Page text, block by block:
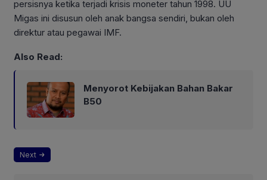
persisnya ketika terjadi krisis moneter tahun 1998. UU
Migas ini disusun oleh anak bangsa sendiri, bukan oleh
direktur atau pegawai IMF.
Also Read:
Menyorot Kebijakan Bahan Bakar
B50
Next